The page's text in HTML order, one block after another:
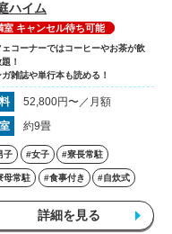
ハイム
室 キャンセル待ち可能
ェコーナーではコーヒーやお茶が飲
！
雑誌や単行本も読める！
52,800円〜／月額
約9畳
子 #女子 #寮長常駐
母常駐 #食事付き #自炊式
詳細を見る